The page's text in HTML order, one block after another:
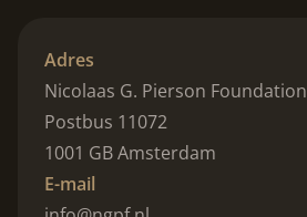
Adres
Nicolaas G. Pierson Foundation
Postbus 11072
1001 GB Amsterdam
E-mail